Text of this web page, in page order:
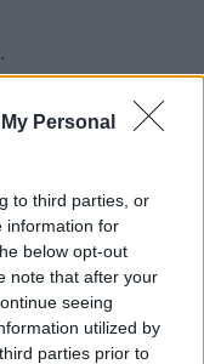
Personal
to third parties, or
information for
below opt-out
note that after your
seeing
utilized by
parties prior to
Πηγατσιώτη –